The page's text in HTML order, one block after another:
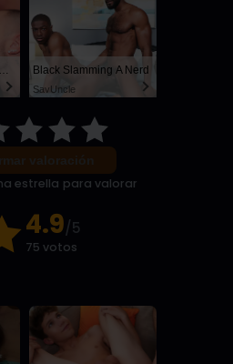
A Stepfather's Work Is Never Done Black Slamming A Nerd
SayUncle
estrella para valorar
4.9/5
75 votos